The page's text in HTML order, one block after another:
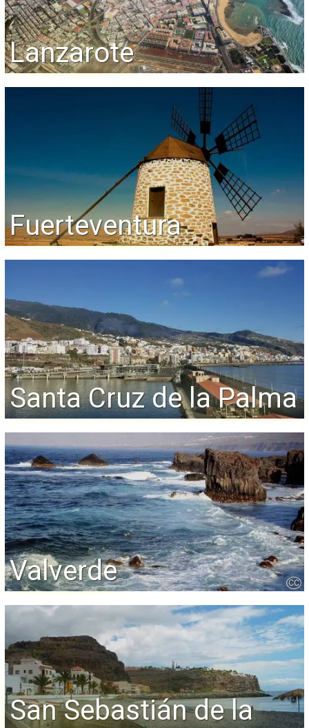
Lanzarote
Fuerteventura
Santa Cruz de la Palma
Valverde CC
San Sebastián de la